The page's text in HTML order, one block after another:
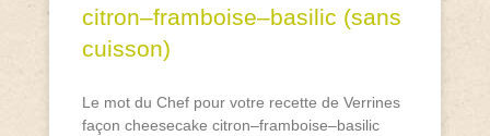
citron–framboise–basilic (sans
cuisson)
Le mot du Chef pour votre recette de Verrines
façon cheesecake citron–framboise–basilic